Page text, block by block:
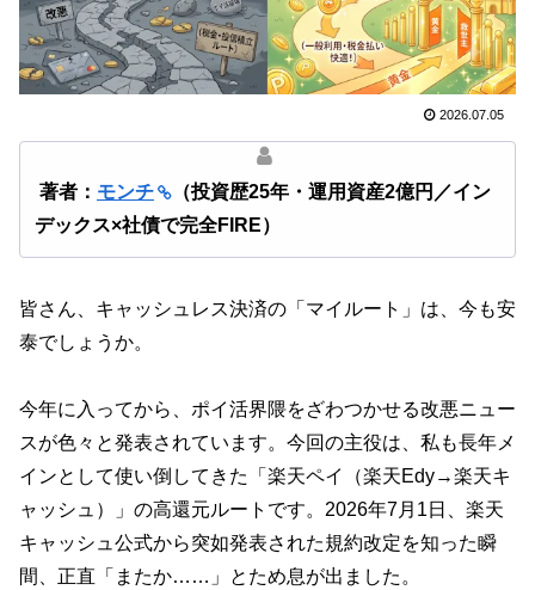
2026.07.05
著者： モンチ
（投資歴25年・運用資産2億円／イン
デックス×社債で完全FIRE）
皆さん、キャッシュレス決済の「マイルート」は、今も安
泰でしょうか。
今年に入ってから、ポイ活界隈をざわつかせる改悪ニュー
スが色々と発表されています。今回の主役は、私も長年メ
インとして使い倒してきた「楽天ペイ（楽天Edy→楽天キ
ャッシュ）」の高還元ルートです。2026年7月1日、楽天
キャッシュ公式から突如発表された規約改定を知った瞬
間、正直「またか……」とため息が出ました。